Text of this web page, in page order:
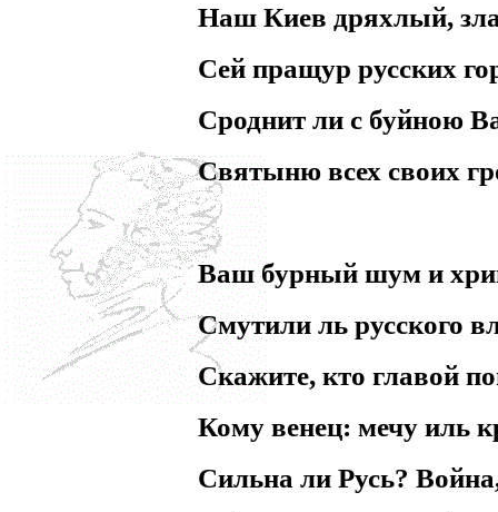
Наш Киев дряхлый,
Сей пращур русских
Сроднит ли с буйною
Святыню всех своих
Ваш бурный шум и
Смутили ль русского
Скажите, кто главой
Кому венец: мечу иль
Сильна ли Русь?